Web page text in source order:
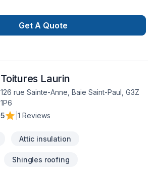
Get A Quote
Toitures Laurin
126 rue Sainte-Anne, Baie Saint-Paul, G3Z
1P6
5
1 Reviews
Attic insulation
Shingles roofing